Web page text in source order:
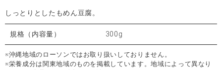
しっとりとしたもめん豆腐。
規格（内容量） 300g
※沖縄地域のローソンではお取り扱いしておりません。
※栄養成分は関東地域のものを掲載しています。地域によって異なり